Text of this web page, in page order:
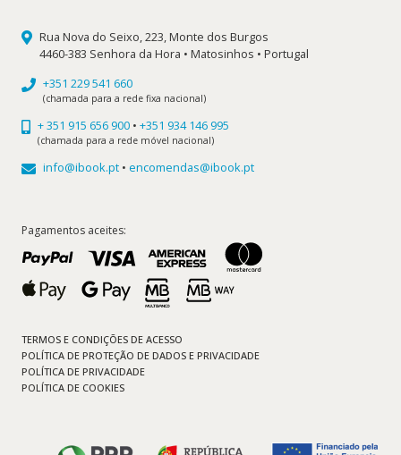
Rua Nova do Seixo, 223, Monte dos Burgos
4460-383 Senhora da Hora • Matosinhos • Portugal
+351 229 541 660
(chamada para a rede fixa nacional)
+ 351 915 656 900 • +351 934 146 995
(chamada para a rede móvel nacional)
info@ibook.pt • encomendas@ibook.pt
Pagamentos aceites:
TERMOS E CONDIÇÕES DE ACESSO
POLÍTICA DE PROTEÇÃO DE DADOS E PRIVACIDADE
POLÍTICA DE PRIVACIDADE
POLÍTICA DE COOKIES